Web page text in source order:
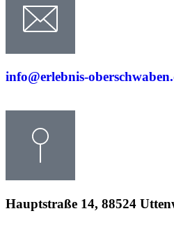
info@erlebnis-
Hauptstraße 14, 88524